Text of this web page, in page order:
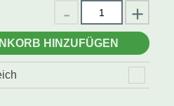
HINZUFÜGEN